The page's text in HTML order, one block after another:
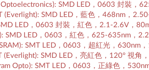
Optoelectronics): SMD LED，0603 封裝，
SMD LED，藍色，468nm，
LED，0603 封裝，紅色，2.1-2.6V，
SMD LED，0603，紅色，625-635nm，
SMT LED，0603，超紅光，630nm
SMD LED，亮紅色，120° 視角
Opto): SMT LED，0603，正綠色，